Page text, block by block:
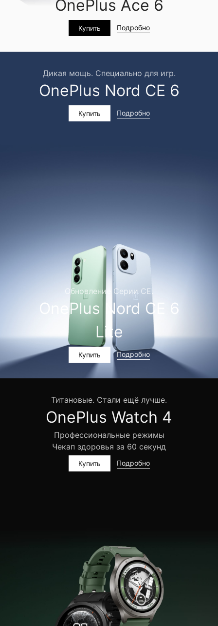
OnePlus Ace 6
Купить Подробно
Дикая мощь. Специально для игр.
OnePlus Nord CE 6
Купить Подробно
Обновление Серии CE.
OnePlus Nord CE 6
Lite
Купить Подробно
Титановые. Стали ещё лучше.
OnePlus Watch 4
Профессиональные режимы
Чекап здоровья за 60 секунд
Купить Подробно